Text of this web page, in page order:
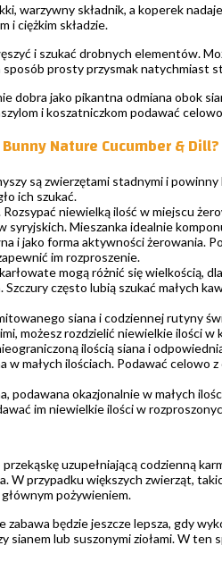
warzywny składnik, a koperek
i ciężkim składzie.
i szukać drobnych elementów.
prosty przysmak natychmiast
dobra jako pikantna odmiana obok
i koszatniczkom podawać
Nature Cucumber & Dill?
są zwierzętami stadnymi i
ich szukać.
Rozsypać niewielką ilość w miejscu
syryjskich. Mieszanka idealnie
i jako forma aktywności żerowania.
im rozproszenie.
mogą różnić się wielkością,
często lubią szukać małych
siana i codziennej rutyny
możesz rozdzielić niewielkie ilości w
ilością siana i
małych ilościach. Podawać celowo
podawana okazjonalnie w małych
im niewielkie ilości w
uzupełniającą codzienną
W przypadku większych zwierząt,
pożywieniem.
będzie jeszcze lepsza, gdy
lub suszonymi ziołami. W ten